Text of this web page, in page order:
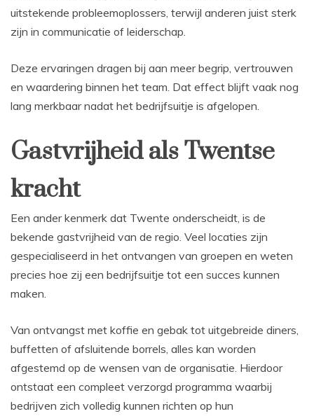
uitstekende probleemoplossers, terwijl anderen juist sterk
zijn in communicatie of leiderschap.
Deze ervaringen dragen bij aan meer begrip, vertrouwen
en waardering binnen het team. Dat effect blijft vaak nog
lang merkbaar nadat het bedrijfsuitje is afgelopen.
Gastvrijheid als Twentse
kracht
Een ander kenmerk dat Twente onderscheidt, is de
bekende gastvrijheid van de regio. Veel locaties zijn
gespecialiseerd in het ontvangen van groepen en weten
precies hoe zij een bedrijfsuitje tot een succes kunnen
maken.
Van ontvangst met koffie en gebak tot uitgebreide diners,
buffetten of afsluitende borrels, alles kan worden
afgestemd op de wensen van de organisatie. Hierdoor
ontstaat een compleet verzorgd programma waarbij
bedrijven zich volledig kunnen richten op hun